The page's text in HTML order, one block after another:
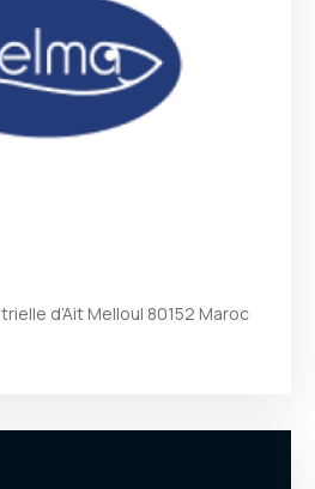
d’Ait Melloul 80152 Maroc